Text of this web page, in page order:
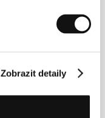
Zobrazit detaily
režíroval a
filmů a
také více